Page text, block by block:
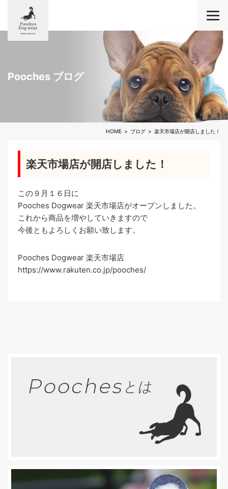
Pooches ブログ
HOME ブログ 楽天市場店が開店しました！
楽天市場店が開店しました！
この９月１６日に
Pooches Dogwear 楽天市場店がオープンしました。
これから商品を増やしていきますので
今後ともよろしくお願い致します。
Pooches Dogwear 楽天市場店
https://www.rakuten.co.jp/pooches/